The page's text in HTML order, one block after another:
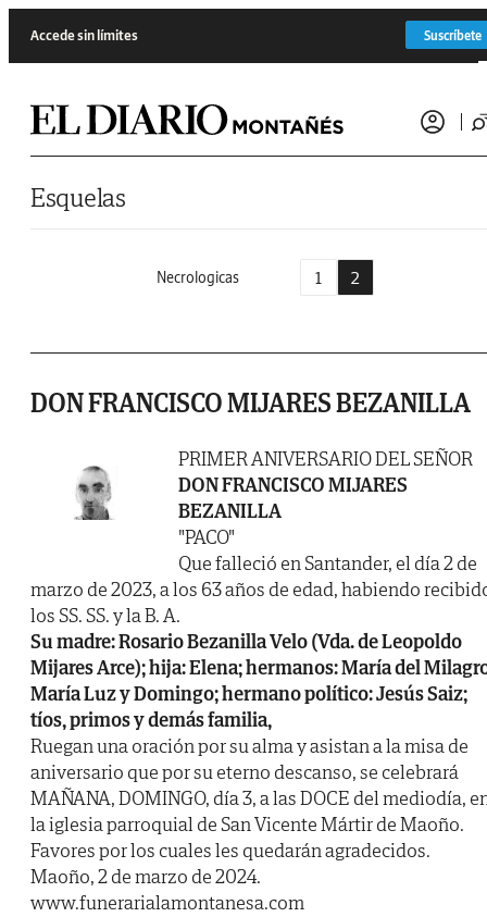
Accede sin límites Suscríbete
Esquelas
Necrologicas 1 2
DON FRANCISCO MIJARES BEZANILLA
PRIMER ANIVERSARIO DEL SEÑOR
DON FRANCISCO MIJARES
BEZANILLA
"PACO"
Que falleció en Santander, el día 2 de
marzo de 2023, a los 63 años de edad, habiendo
los SS. SS. y la B. A.
Su madre: Rosario Bezanilla Velo (Vda. de Leopoldo
Mijares Arce); hija: Elena; hermanos: María del
María Luz y Domingo; hermano político: Jesús Saiz;
tíos, primos y demás familia,
Ruegan una oración por su alma y asistan a la misa de
aniversario que por su eterno descanso, se celebrará
MAÑANA, DOMINGO, día 3, a las DOCE del mediodía,
la iglesia parroquial de San Vicente Mártir de Maoño.
Favores por los cuales les quedarán agradecidos.
Maoño, 2 de marzo de 2024.
www.funerarialamontanesa.com